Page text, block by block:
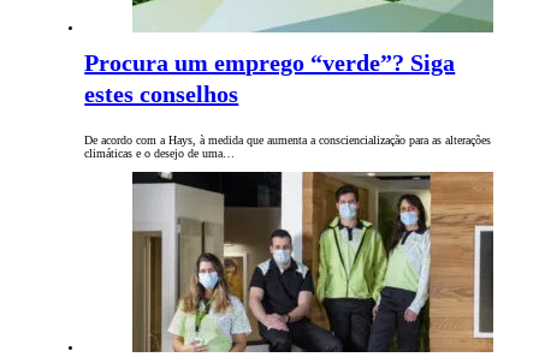
Procura um emprego “verde”? Siga
estes conselhos
De acordo com a Hays, à medida que aumenta a consciencialização para as alterações
climáticas e o desejo de uma…